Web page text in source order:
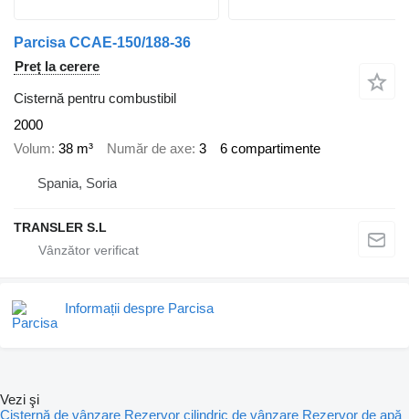
Parcisa CCAE-150/188-36
Preț la cerere
Cisternă pentru combustibil
2000
Volum 38 m³ Număr de axe 3 6 compartimente
Spania, Soria
TRANSLER S.L
Informații despre Parcisa
Vezi şi
Cisternă de vânzare Rezervor cilindric de vânzare Rezervor de apă